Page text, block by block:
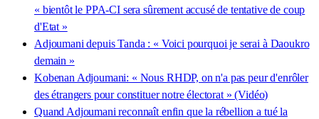
« bientôt le PPA-CI sera sûrement accusé de tentative de coup
d'Etat »
Adjoumani depuis Tanda : « Voici pourquoi je serai à Daoukro
demain »
Kobenan Adjoumani: « Nous RHDP, on n'a pas peur d'enrôler
des étrangers pour constituer notre électorat » (Vidéo)
Quand Adjoumani reconnaît enfin que la rébellion a tué la